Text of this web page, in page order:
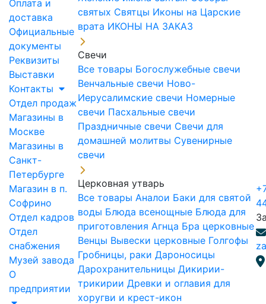
Оплата и
доставка
Официальные
документы
Реквизиты
Выставки
Контакты
Отдел продаж
Магазины в
Москве
Магазины в
Санкт-
Петербурге
Магазин в п.
Софрино
Отдел кадров
Отдел
снабжения
Музей завода
О
предприятии
святых Святцы Иконы на Царские
врата ИКОНЫ НА ЗАКАЗ
Свечи
Все товары Богослужебные свечи
Венчальные свечи Ново-
Иерусалимские свечи Номерные
свечи Пасхальные свечи
Праздничные свечи Свечи для
домашней молитвы Сувенирные
свечи
Церковная утварь
Все товары Аналои Баки для святой
воды Блюда всенощные Блюда для
приготовления Агнца Бра церковные
Венцы Вывески церковные Голгофы
Гробницы, раки Дароносицы
Дарохранительницы Дикирии-
трикирии Древки и оглавия для
хоругви и крест-икон